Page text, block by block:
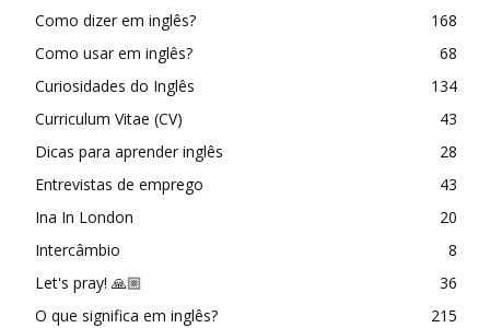
Como dizer em inglês?
168
Como usar em inglês?
68
Curiosidades do Inglês
134
Curriculum Vitae (CV)
43
Dicas para aprender inglês
28
Entrevistas de emprego
43
Ina In London
20
Intercâmbio
8
Let's pray! 🙏🏼
36
O que significa em inglês?
215